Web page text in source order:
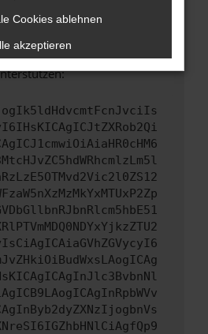
genannten Schritte versucht
bitte. Wir werden
zu beheben. Du kannst
um uns bei der
Cookies ablehnen
akzeptieren